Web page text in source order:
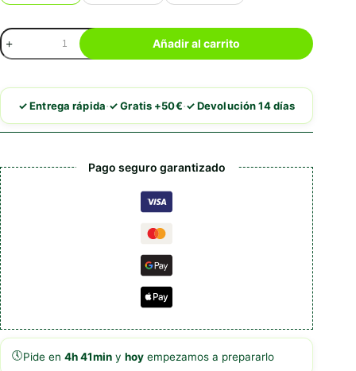
Brit
MonoProteina
de
cantidad
Añadir al carrito
✓ Entrega rápida·✓ Gratis +50€·✓ Devolución 14 días
Pago seguro garantizado
🕔Pide en 4h 41min y hoy empezamos a prepararlo